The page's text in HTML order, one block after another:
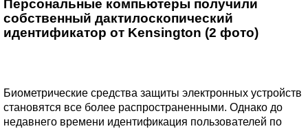
Персональные компьютеры получили
собственный дактилоскопический
идентификатор от Kensington (2 фото)
Биометрические средства защиты электронных устройств
становятся все более распространенными. Однако до
недавнего времени идентификация пользователей по